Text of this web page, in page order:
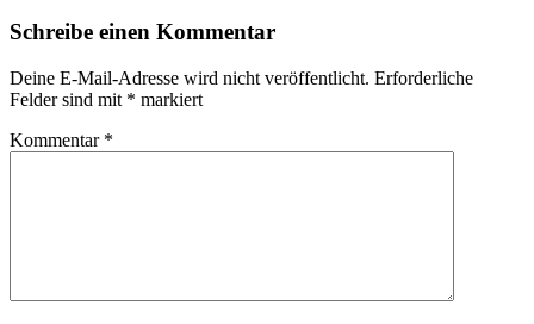
Schreibe einen Kommentar
Deine E-Mail-Adresse wird nicht veröffentlicht. Erforderliche
Felder sind mit * markiert
Kommentar *